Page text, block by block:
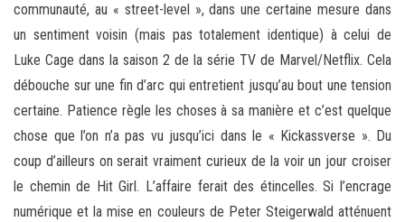
communauté, au « street-level », dans une certaine mesure dans
un sentiment voisin (mais pas totalement identique) à celui de
Luke Cage dans la saison 2 de la série TV de Marvel/Netflix. Cela
débouche sur une fin d’arc qui entretient jusqu’au bout une tension
certaine. Patience règle les choses à sa manière et c’est quelque
chose que l’on n’a pas vu jusqu’ici dans le « Kickassverse ». Du
coup d’ailleurs on serait vraiment curieux de la voir un jour croiser
le chemin de Hit Girl. L’affaire ferait des étincelles. Si l’encrage
numérique et la mise en couleurs de Peter Steigerwald atténuent